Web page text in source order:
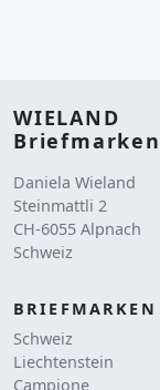
WIELAND
Daniela Wieland
Steinmattli 2
CH-6055 Alpnach
Schweiz
BRIEFMARKEN
Schweiz
Liechtenstein
Campione